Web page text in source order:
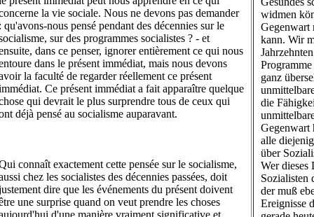
la vie sociale. Nous ne devons pas demander
qu'avons-nous pensé pendant des décennies sur le
sur des programmes socialistes ? - et
dans ce penser, ignorer entièrement ce qui nous
dans le présent immédiat, mais nous devons
la faculté de regarder réellement ce présent
Ce présent immédiat a fait apparaître quelque
qui devrait le plus surprendre tous de ceux qui
déjà pensé au socialisme auparavant.
connaît exactement cette pensée sur le socialisme,
chez les socialistes des décennies passées, doit
dire que les événements du présent doivent
une surprise quand on veut prendre les choses
d'une manière vraiment significative et
widmen
Gegenwart
kann. Wir
ganz
die
Gegenwart
alle
über
Wer dieses
Sozialisten
der muß
Ereignisse